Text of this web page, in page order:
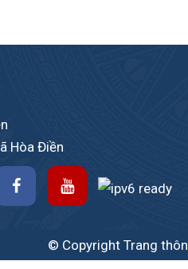
Hòa Điền
© Copyright Trang